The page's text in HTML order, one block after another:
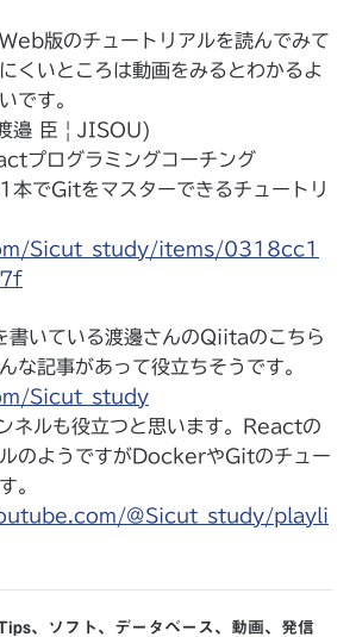
版のチュートリアルを読んでみて
くいところは動画をみるとわかるよ
です。
邉 臣 | JISOU)
ログラミングコーチング
1本でGitをマスターできるチュートリ
Sicut_study/items/0318cc1
書いている渡邊さんのQiitaのこちら
な記事があって役立ちそうです。
Sicut_study
ネルも役立つと思います。Reactの
のようですがDockerやGitのチュー
。
@Sicut_study/playli
、 ソフト 、 データベース 、 動画、 発信